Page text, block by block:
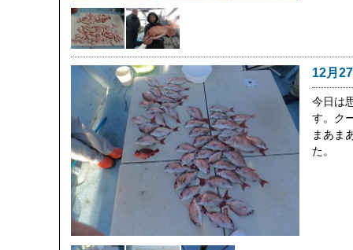
12月
今日は
す。ク
まあま
た。